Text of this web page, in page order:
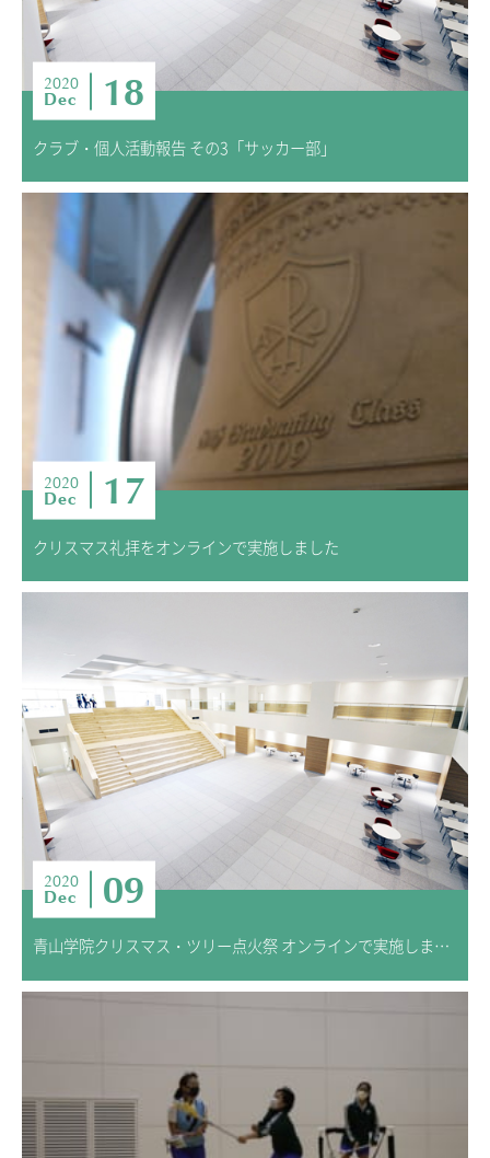
2020
Dec 18
クラブ・個人活動報告 その3「サッカー部」
2020
Dec 17
クリスマス礼拝をオンラインで実施しました
2020
Dec 09
青山学院クリスマス・ツリー点火祭 オンラインで実施しました